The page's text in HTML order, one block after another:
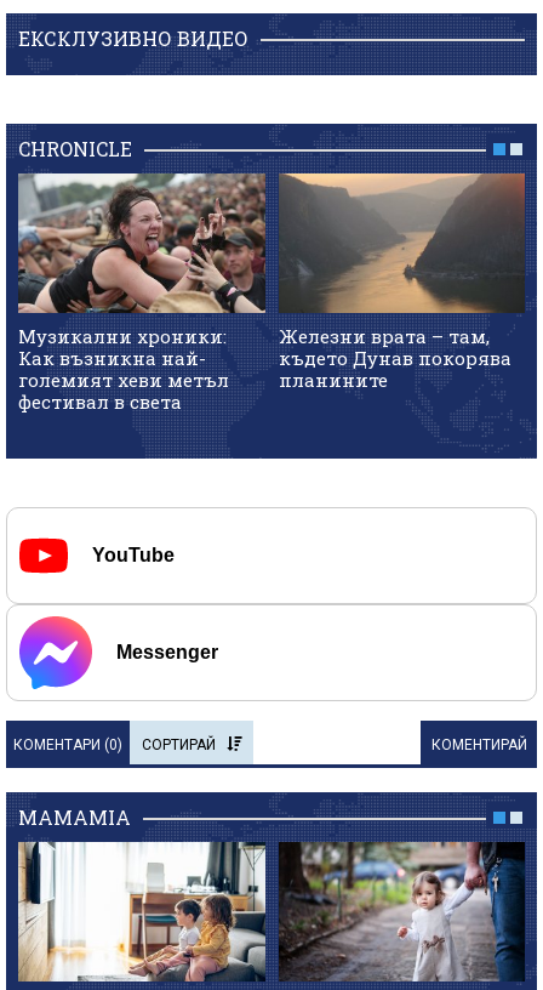
ЕКСКЛУЗИВНО ВИДЕО
CHRONICLE
Музикални хроники:
Как възникна най-
големият хеви метъл
фестивал в света
Железни врата – там,
където Дунав покорява
планините
YouTube
Messenger
КОМЕНТАРИ (0) СОРТИРАЙ КОМЕНТИРАЙ
MAMAMIA